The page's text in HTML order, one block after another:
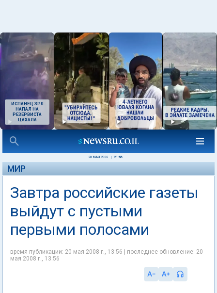
ИСПАНЕЦ ЗРЯ
НАПАЛ НА
РЕЗЕРВИСТА
ЦАХАЛА
20 МАЯ 2008 21:56
МИР
Завтра российские газеты
выйдут с пустыми
первыми полосами
время публикации: 20 мая 2008 г., 13:56 | последнее обновление: 20
мая 2008 г., 13:56